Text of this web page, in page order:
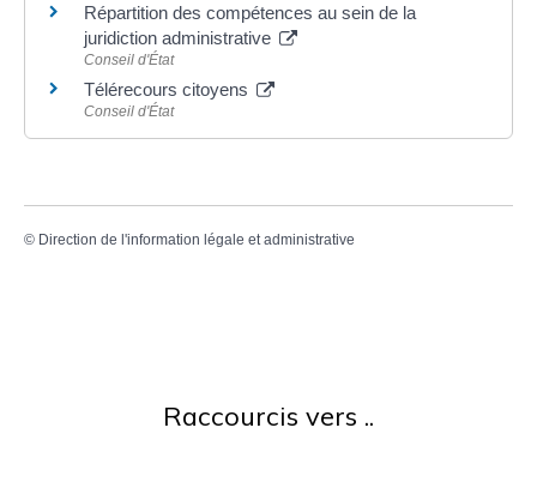
Répartition des compétences au sein de la
juridiction administrative
Conseil d'État
Télérecours citoyens
Conseil d'État
© Direction de l'information légale et administrative
Raccourcis vers ..